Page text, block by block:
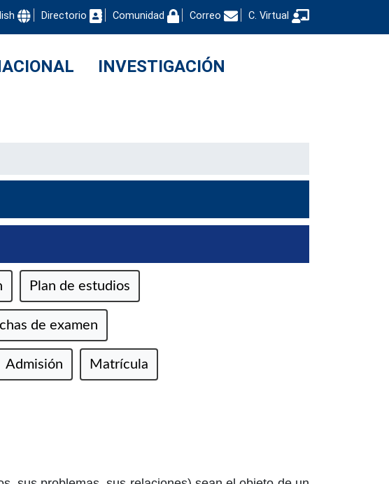
Directorio Comunidad Correo C. Virtual
INVESTIGACIÓN
Plan de estudios
de examen
Admisión Matrícula